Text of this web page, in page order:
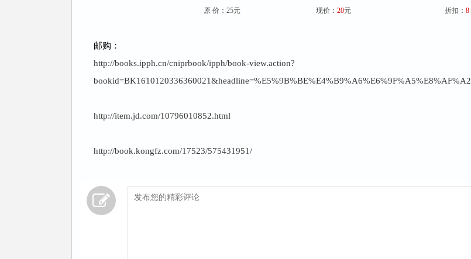
原 价：25元
现价： 20元 折扣： 8
邮购：
http://books.ipph.cn/cniprbook/ipph/book-view.action?
bookid=BK1610120336360021&headline=%E5%9B%BE%E4%B9%A6%E6%9F%A5%E8%AF%A2
http://item.jd.com/10796010852.html
http://book.kongfz.com/17523/575431951/